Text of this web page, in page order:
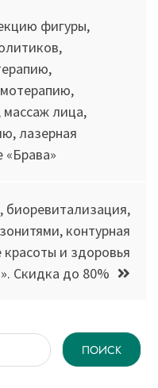
фигуры,
лица,
лазерная
биоревитализация,
контурная
красоты и здоровья
Скидка до 80%